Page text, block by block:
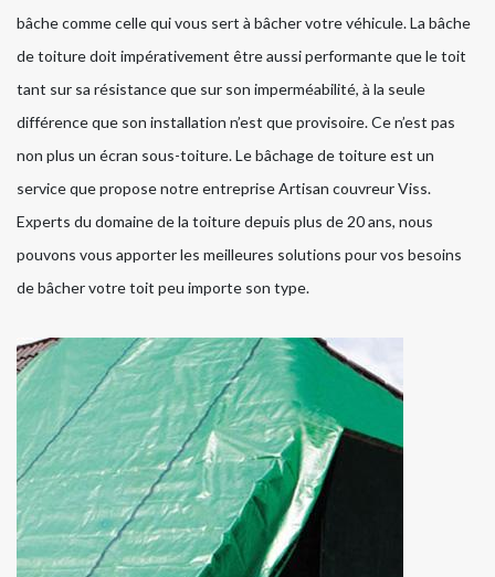
bâche comme celle qui vous sert à bâcher votre véhicule. La bâche
de toiture doit impérativement être aussi performante que le toit
tant sur sa résistance que sur son imperméabilité, à la seule
différence que son installation n’est que provisoire. Ce n’est pas
non plus un écran sous-toiture. Le bâchage de toiture est un
service que propose notre entreprise Artisan couvreur Viss.
Experts du domaine de la toiture depuis plus de 20 ans, nous
pouvons vous apporter les meilleures solutions pour vos besoins
de bâcher votre toit peu importe son type.